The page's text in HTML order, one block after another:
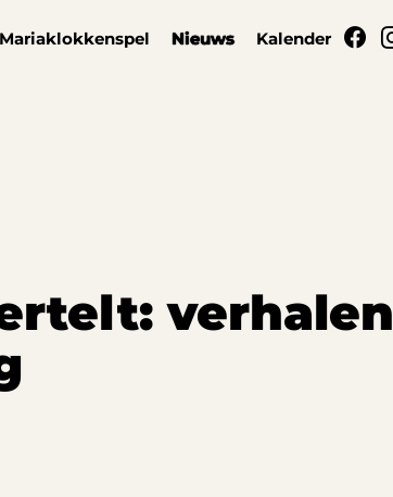
Mariaklokkenspel Nieuws Kalender
verhalen